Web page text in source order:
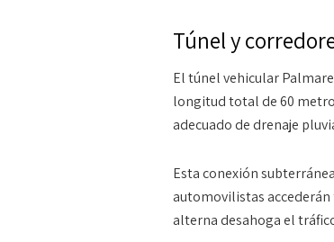
Túnel y
El túnel vehicular
longitud total de 60
adecuado de drenaje
Esta conexión
automovilistas
alterna desahoga el